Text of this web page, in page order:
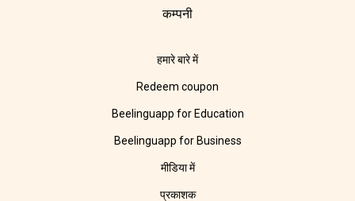
कम्पनी
हमारे बारे में
Redeem coupon
Beelinguapp for Education
Beelinguapp for Business
मीडिया में
प्रकाशक